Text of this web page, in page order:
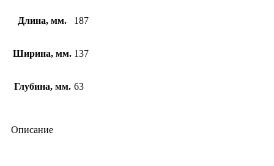
Длина, мм. 187
Ширина, мм. 137
Глубина, мм. 63
Описание